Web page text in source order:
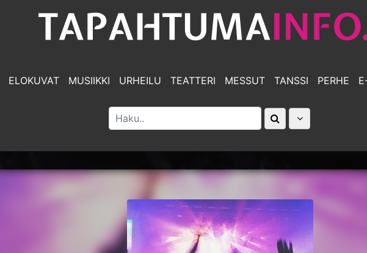
ELOKUVAT MUSIIKKI URHEILU TEATTERI MESSUT TANSSI PERHE